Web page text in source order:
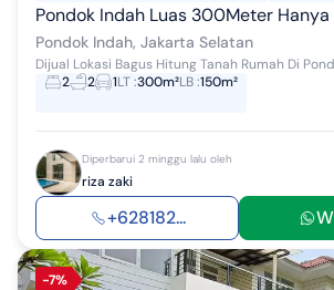
Pondok Indah Luas 300Meter Hanya 13 M . Jalan Lebar
Pondok Indah, Jakarta Selatan
2
2 1LT:300m²LB:150m²
Diperbarui 2 minggu lalu oleh
riza zaki
+628182...
-7%